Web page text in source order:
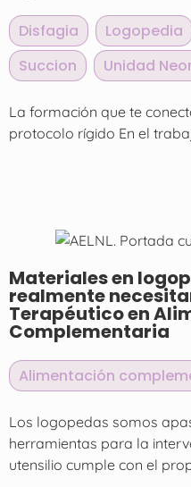
Disfagia Logopedia
Succion
Unidad
La formación que te
protocolo rígido En el
Materiales en
realmente
Terapéutico en
Complementaria
Alimentación
Los logopedas somos
herramientas para la
utensilio cumple con el